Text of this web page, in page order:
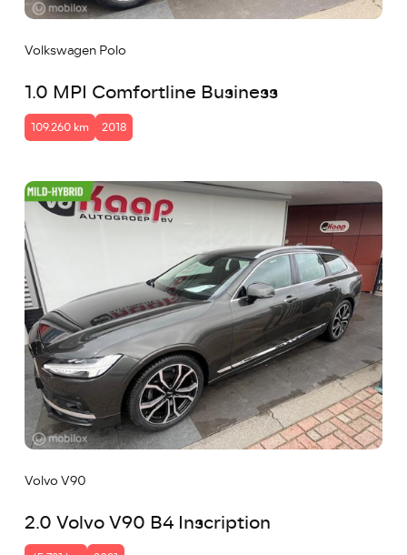
Volkswagen Polo
1.0 MPI Comfortline Business
109.260 km 2018
Volvo V90
2.0 Volvo V90 B4 Inscription